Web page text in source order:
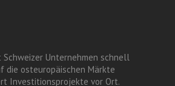
Unternehmen schnell
die osteuropäischen Märkte
Investitionsprojekte vor Ort.